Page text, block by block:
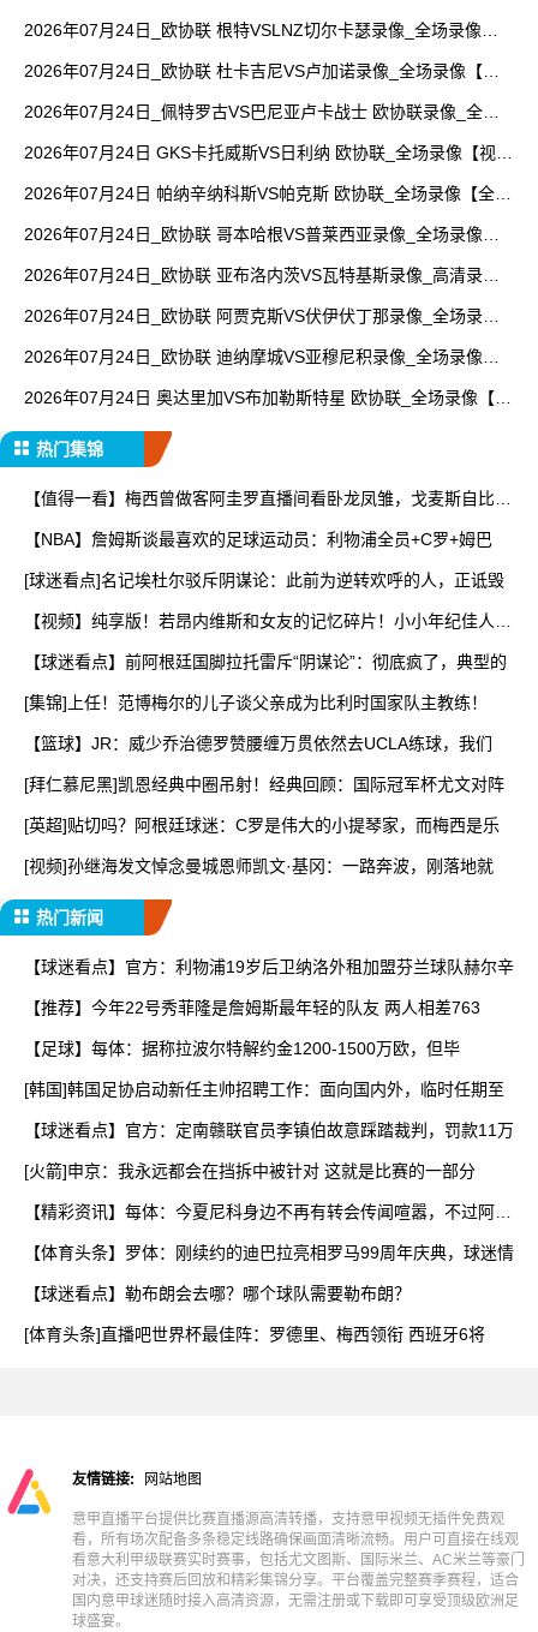
2026年07月24日_欧协联 根特VSLNZ切尔卡瑟录像_全场录像
2026年07月24日_欧协联 杜卡吉尼VS卢加诺录像_全场录像【高
2026年07月24日_佩特罗古VS巴尼亚卢卡战士 欧协联录像_全场
2026年07月24日 GKS卡托威斯VS日利纳 欧协联_全场录像【视频
2026年07月24日 帕纳辛纳科斯VS帕克斯 欧协联_全场录像【全场
2026年07月24日_欧协联 哥本哈根VS普莱西亚录像_全场录像
2026年07月24日_欧协联 亚布洛内茨VS瓦特基斯录像_高清录像
2026年07月24日_欧协联 阿贾克斯VS伏伊伏丁那录像_全场录像
2026年07月24日_欧协联 迪纳摩城VS亚穆尼积录像_全场录像
2026年07月24日 奥达里加VS布加勒斯特星 欧协联_全场录像【全
热门集锦
【值得一看】梅西曾做客阿圭罗直播间看卧龙凤雏，戈麦斯自比小
【NBA】詹姆斯谈最喜欢的足球运动员：利物浦全员+C罗+姆巴
[球迷看点]名记埃杜尔驳斥阴谋论：此前为逆转欢呼的人，正诋毁
【视频】纯享版！若昂内维斯和女友的记忆碎片！小小年纪佳人相
【球迷看点】前阿根廷国脚拉托雷斥“阴谋论”：彻底疯了，典型的
[集锦]上任！范博梅尔的儿子谈父亲成为比利时国家队主教练！
【篮球】JR：威少乔治德罗赞腰缠万贯依然去UCLA练球，我们
[拜仁慕尼黑]凯恩经典中圈吊射！经典回顾：国际冠军杯尤文对阵
[英超]贴切吗？阿根廷球迷：C罗是伟大的小提琴家，而梅西是乐
[视频]孙继海发文悼念曼城恩师凯文·基冈：一路奔波，刚落地就
热门新闻
【球迷看点】官方：利物浦19岁后卫纳洛外租加盟芬兰球队赫尔辛
【推荐】今年22号秀菲隆是詹姆斯最年轻的队友 两人相差763
【足球】每体：据称拉波尔特解约金1200-1500万欧，但毕
[韩国]韩国足协启动新任主帅招聘工作：面向国内外，临时任期至
【球迷看点】官方：定南赣联官员李镇伯故意踩踏裁判，罚款11万
[火箭]申京：我永远都会在挡拆中被针对 这就是比赛的一部分
【精彩资讯】每体：今夏尼科身边不再有转会传闻喧嚣，不过阿森
【体育头条】罗体：刚续约的迪巴拉亮相罗马99周年庆典，球迷情
【球迷看点】勒布朗会去哪？哪个球队需要勒布朗？
[体育头条]直播吧世界杯最佳阵：罗德里、梅西领衔 西班牙6将
友情链接: 网站地图
意甲直播平台提供比赛直播源高清转播，支持意甲视频无插件免费观
看，所有场次配备多条稳定线路确保画面清晰流畅。用户可直接在线观
看意大利甲级联赛实时赛事，包括尤文图斯、国际米兰、AC米兰等豪门
对决，还支持赛后回放和精彩集锦分享。平台覆盖完整赛季赛程，适合
国内意甲球迷随时接入高清资源，无需注册或下载即可享受顶级欧洲足
球盛宴。